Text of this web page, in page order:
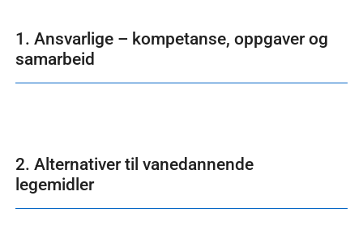
1. Ansvarlige – kompetanse, oppgaver og
samarbeid
2. Alternativer til vanedannende
legemidler